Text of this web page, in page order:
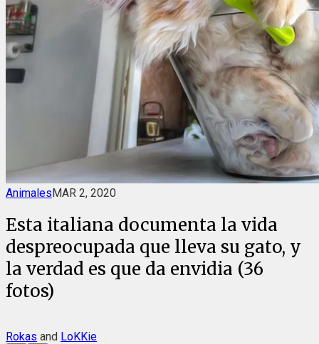
AnimalesMAR 2, 2020
Esta italiana documenta la vida
despreocupada que lleva su gato, y
la verdad es que da envidia (36
fotos)
Rokas and LoKKie